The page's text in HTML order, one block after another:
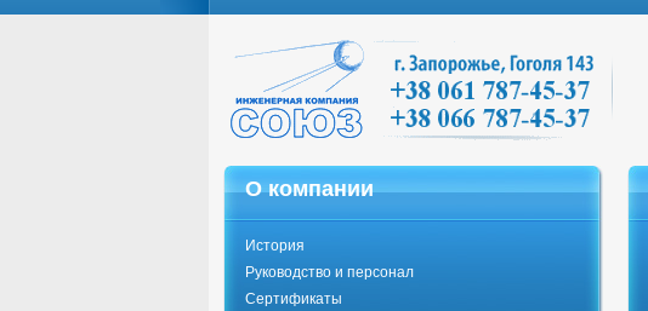
О компании
История
Руководство и персонал
Сертификаты